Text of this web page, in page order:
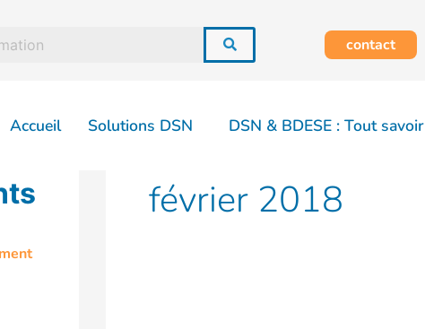
contact
Accueil Solutions DSN DSN & BDESE : Tout savoir
février 2018